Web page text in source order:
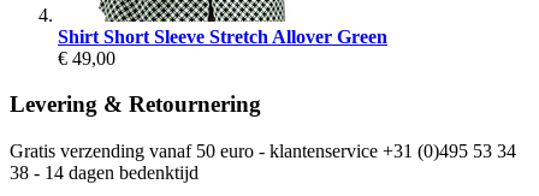
Shirt Short Sleeve Stretch Allover Green
€ 49,00
Levering & Retournering
Gratis verzending vanaf 50 euro - klantenservice +31 (0)495 53 34
38 - 14 dagen bedenktijd